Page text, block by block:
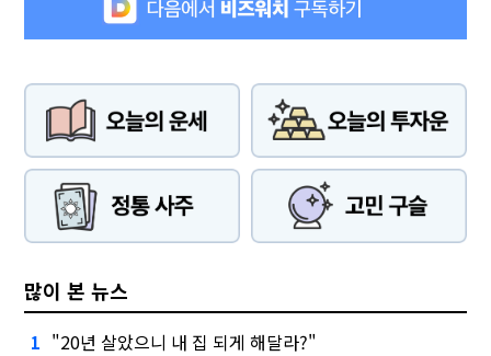
많이 본 뉴스
1 "20년 살았으니 내 집 되게 해달라?"